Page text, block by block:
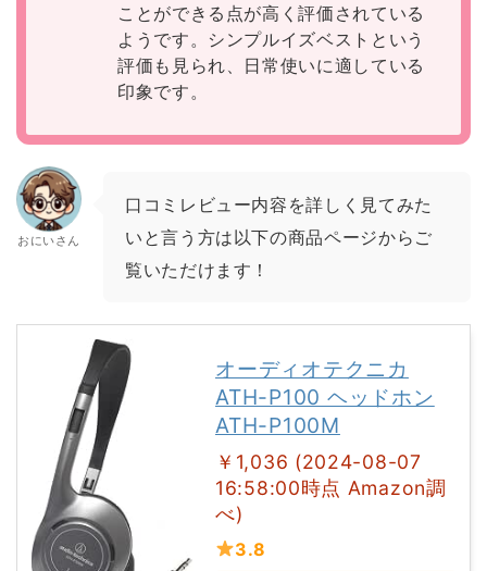
ことができる点が高く評価されている
ようです。シンプルイズベストという
評価も見られ、日常使いに適している
印象です。
おにいさん
口コミレビュー内容を詳しく見てみた
いと言う方は以下の商品ページからご
覧いただけます！
オーディオテクニカ
ATH-P100 ヘッドホン
ATH-P100M
￥1,036 (2024-08-07
16:58:00時点 Amazon調
べ)
3.8